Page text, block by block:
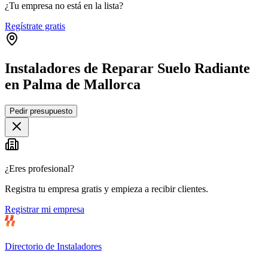
¿Tu empresa no está en la lista?
Regístrate gratis
Instaladores de Reparar Suelo Radiante
en Palma de Mallorca
+
−
Pedir presupuesto
¿Eres profesional?
Registra tu empresa gratis y empieza a recibir clientes.
Registrar mi empresa
Directorio de Instaladores